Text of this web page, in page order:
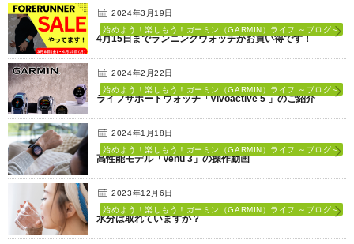
2024年3月19日
始めよう！楽しもう！ガーミン（GARMIN）ライフ ～ブログ～
4月15日までランニングウォッチがお買い得です！
2024年2月22日
始めよう！楽しもう！ガーミン（GARMIN）ライフ ～ブログ～
ライフサポートウォッチ「Vivoactive 5 」のご紹介
2024年1月18日
始めよう！楽しもう！ガーミン（GARMIN）ライフ ～ブログ～
高性能モデル「Venu 3」の操作動画
2023年12月6日
始めよう！楽しもう！ガーミン（GARMIN）ライフ ～ブログ～
水分は取れていますか？